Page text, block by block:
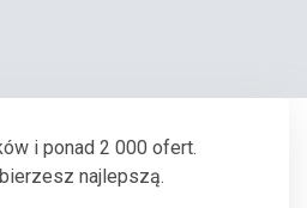
i ponad 2 000 ofert.
najlepszą.